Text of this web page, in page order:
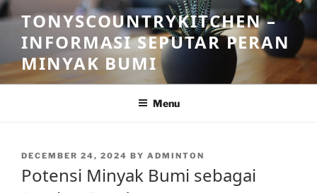
Skip
to
content
TONYSCOUNTRYKITCHEN –
INFORMASI SEPUTAR PERAN
MINYAK BUMI
Menu
POSTED
DECEMBER 24, 2024 BY ADMINTON
Potensi Minyak Bumi sebagai